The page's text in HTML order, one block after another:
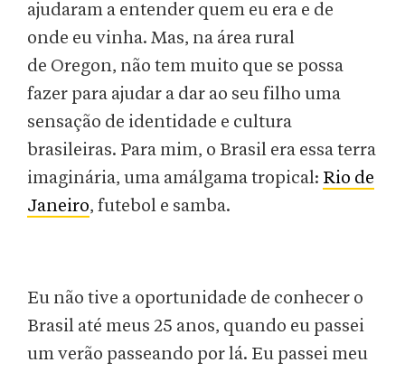
ajudaram a entender quem eu era e de
onde eu vinha. Mas, na área rural
de Oregon, não tem muito que se possa
fazer para ajudar a dar ao seu filho uma
sensação de identidade e cultura
brasileiras. Para mim, o Brasil era essa terra
imaginária, uma amálgama tropical: Rio de
Janeiro, futebol e samba.
Eu não tive a oportunidade de conhecer o
Brasil até meus 25 anos, quando eu passei
um verão passeando por lá. Eu passei meu